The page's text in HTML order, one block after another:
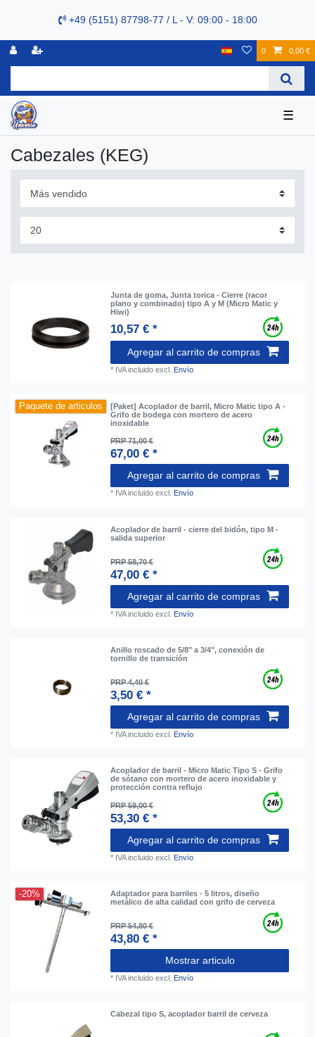
+49 (5151) 87798-77 / L - V: 09:00 - 18:00
0 0,00 €
☰
Cabezales (KEG)
Junta de goma, Junta torica - Cierre (racor
plano y combinado) tipo A y M (Micro Matic y
Hiwi)
10,57 € *
Agregar al carrito de compras
* IVA incluido excl. Envío
Paquete de articulos
[Paket] Acoplador de barril, Micro Matic tipo A -
Grifo de bodega con mortero de acero
inoxidable
PRP 71,00 €
67,00 € *
Agregar al carrito de compras
* IVA incluido excl. Envío
Acoplador de barril - cierre del bidón, tipo M -
salida superior
PRP 58,70 €
47,00 € *
Agregar al carrito de compras
* IVA incluido excl. Envío
Anillo roscado de 5/8" a 3/4", conexión de
tornillo de transición
PRP 4,40 €
3,50 € *
Agregar al carrito de compras
* IVA incluido excl. Envío
Acoplador de barril - Micro Matic Tipo S - Grifo
de sótano con mortero de acero inoxidable y
protección contra reflujo
PRP 59,00 €
53,30 € *
Agregar al carrito de compras
* IVA incluido excl. Envío
-20%
Adaptador para barriles - 5 litros, diseño
metálico de alta calidad con grifo de cerveza
PRP 54,80 €
43,80 € *
Mostrar articulo
* IVA incluido excl. Envío
Cabezal tipo S, acoplador barril de cerveza